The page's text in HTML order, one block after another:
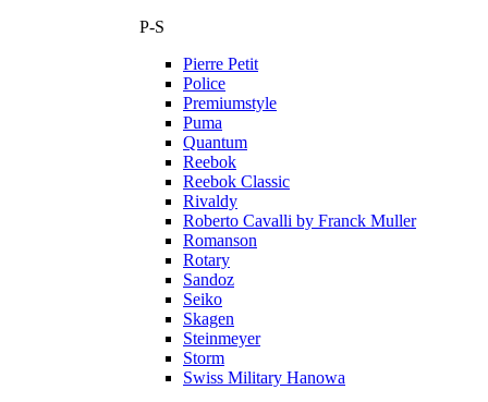
P-S
Pierre Petit
Police
Premiumstyle
Puma
Quantum
Reebok
Reebok Classic
Rivaldy
Roberto Cavalli by Franck Muller
Romanson
Rotary
Sandoz
Seiko
Skagen
Steinmeyer
Storm
Swiss Military Hanowa